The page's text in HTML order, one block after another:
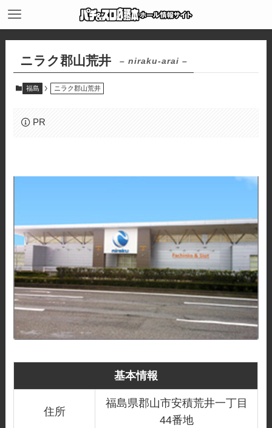
ニラク郡山荒井 – niraku-arai –
福島 ニラク郡山荒井
PR
基本情報
住所
福島県郡山市安積荒井一丁目
44番地